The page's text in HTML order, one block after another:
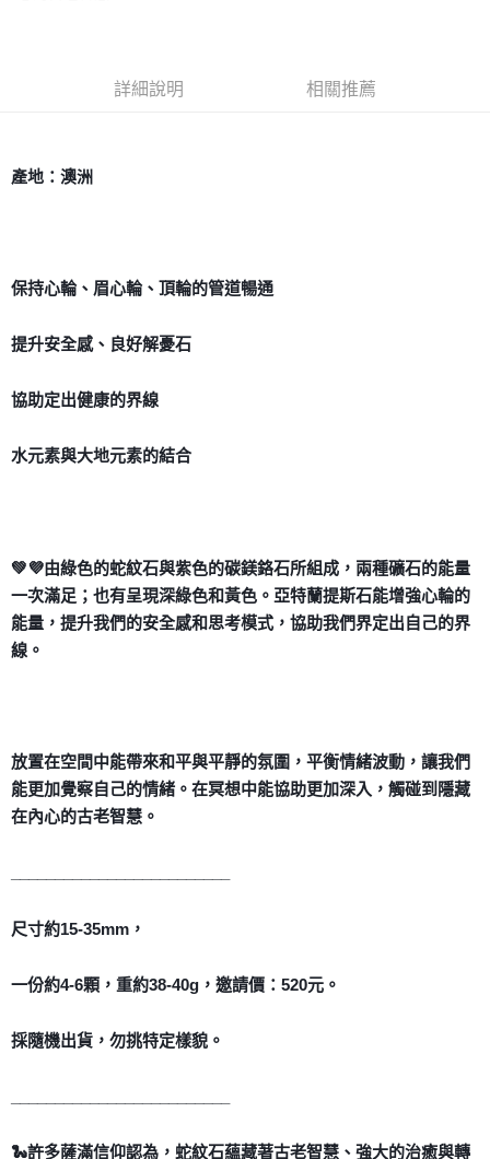
7-11取貨付款
每筆NT$80，滿NT$3,000(含以上)免運費
詳細說明 相關推薦
產地：澳洲
保持心輪、眉心輪、頂輪的管道暢通
提升安全感、良好解憂石
協助定出健康的界線
水元素與大地元素的結合
💚💜由綠色的蛇紋石與紫色的碳鎂鉻石所組成，兩種礦石的能量
一次滿足；也有呈現深綠色和黃色。亞特蘭提斯石能增強心輪的
能量，提升我們的安全感和思考模式，協助我們界定出自己的界
線。
放置在空間中能帶來和平與平靜的氛圍，平衡情緒波動，讓我們
能更加覺察自己的情緒。在冥想中能協助更加深入，觸碰到隱藏
在內心的古老智慧。
尺寸約15-35mm，
一份約4-6顆，重約38-40g，邀請價：520元。
採隨機出貨，勿挑特定樣貌。
🐍許多薩滿信仰認為，蛇紋石蘊藏著古老智慧、強大的治癒與轉